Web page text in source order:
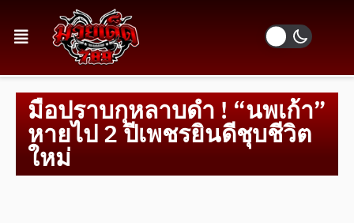
มือปราบกุหลาบดำ ! “นพเก้า”
หายไป 2 ปีเพชรยินดีชุบชีวิต
ใหม่